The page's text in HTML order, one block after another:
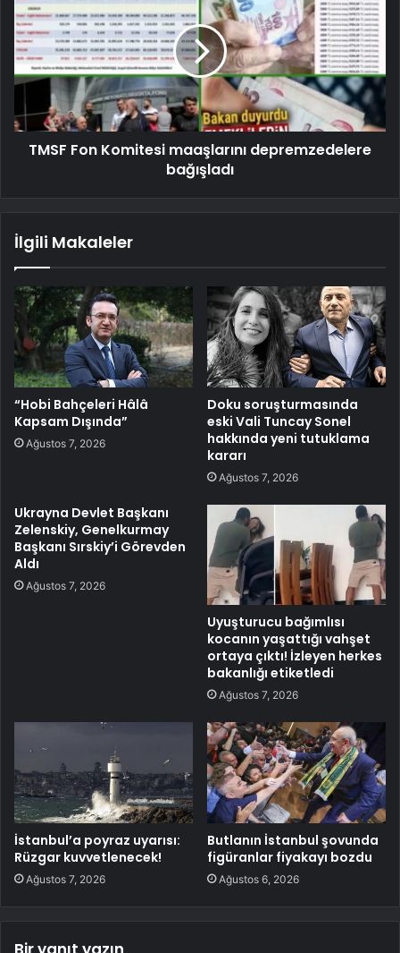
TMSF Fon Komitesi maaşlarını depremzedelere
bağışladı
İlgili Makaleler
“Hobi Bahçeleri Hâlâ
Kapsam Dışında”
Ağustos 7, 2026
Doku soruşturmasında
eski Vali Tuncay Sonel
hakkında yeni tutuklama
kararı
Ağustos 7, 2026
Ukrayna Devlet Başkanı
Zelenskiy, Genelkurmay
Başkanı Sırskiy’i Görevden
Aldı
Ağustos 7, 2026
Uyuşturucu bağımlısı
kocanın yaşattığı vahşet
ortaya çıktı! İzleyen herkes
bakanlığı etiketledi
Ağustos 7, 2026
İstanbul’a poyraz uyarısı:
Rüzgar kuvvetlenecek!
Ağustos 7, 2026
Butlanın İstanbul şovunda
figüranlar fiyakayı bozdu
Ağustos 6, 2026